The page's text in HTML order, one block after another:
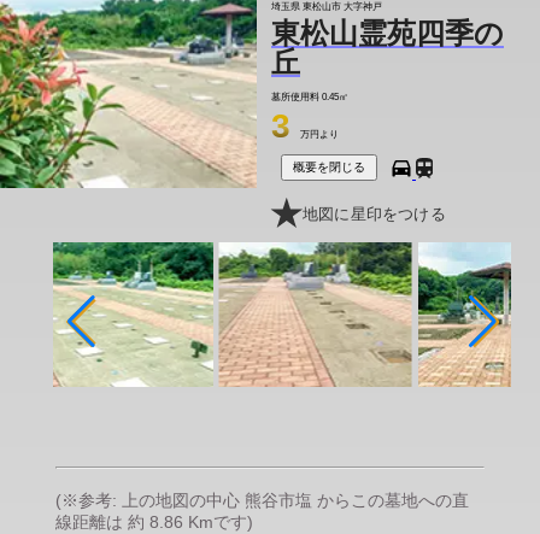
埼玉県 東松山市 大字神戸
東松山霊苑四季の
丘
墓所使用料 0.45㎡
3 万円より
概要を閉じる
地図に星印をつける
(※参考: 上の地図の中心 熊谷市塩 からこの墓地への直
線距離は 約 8.86 Kmです)